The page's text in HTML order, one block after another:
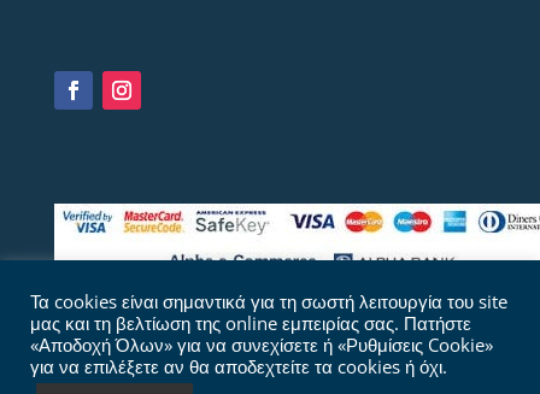
Τα cookies είναι σημαντικά για τη σωστή λειτουργία του site
μας και τη βελτίωση της online εμπειρίας σας. Πατήστε
«Αποδοχή Όλων» για να συνεχίσετε ή «Ρυθμίσεις Cookie»
για να επιλέξετε αν θα αποδεχτείτε τα cookies ή όχι.